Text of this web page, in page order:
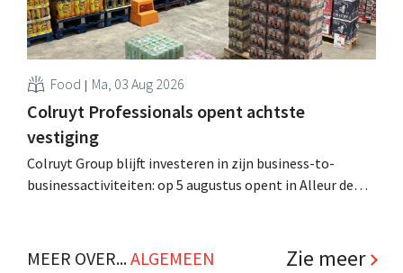
Food Ma, 03 Aug 2026
Colruyt Professionals opent achtste
vestiging
Colruyt Group blijft investeren in zijn business-to-
businessactiviteiten: op 5 augustus opent in Alleur de
klanten. .
MEER OVER...ALGEMEEN Zie meer